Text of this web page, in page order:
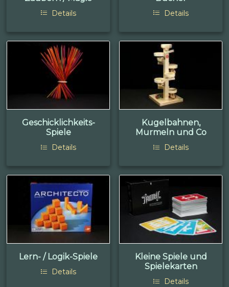
Details Details
Geschicklichkeits-
Spiele
Details
Kugelbahnen,
Murmeln und Co
Details
Lern- / Logik-Spiele
Details
Kleine Spiele und
Spielekarten
Details